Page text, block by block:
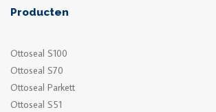
Producten
Ottoseal S100
Ottoseal S70
Ottoseal Parkett
Ottoseal S51